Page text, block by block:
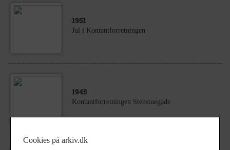
1951
Jul i Kontantforretningen
1945
Kontantforretningen Stenstuegade
Cookies på arkiv.dk